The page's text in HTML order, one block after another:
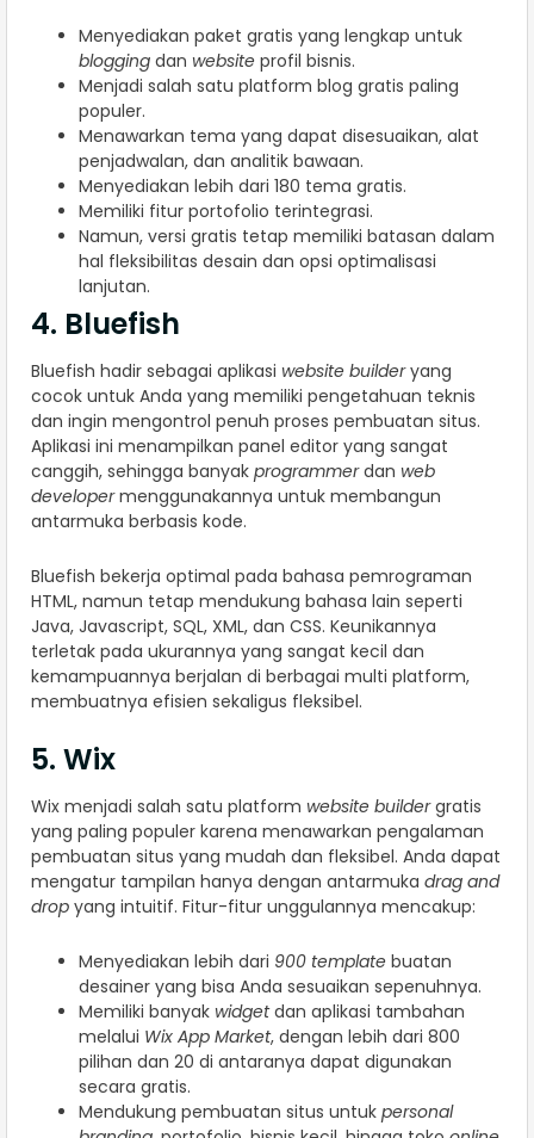
Menyediakan paket gratis yang lengkap untuk
blogging dan website profil bisnis.
Menjadi salah satu platform blog gratis paling
populer.
Menawarkan tema yang dapat disesuaikan, alat
penjadwalan, dan analitik bawaan.
Menyediakan lebih dari 180 tema gratis.
Memiliki fitur portofolio terintegrasi.
Namun, versi gratis tetap memiliki batasan dalam
hal fleksibilitas desain dan opsi optimalisasi
lanjutan.
4. Bluefish
Bluefish hadir sebagai aplikasi website builderyang
cocok untuk Anda yang memiliki pengetahuan teknis
dan ingin mengontrol penuh proses pembuatan situs.
Aplikasi ini menampilkan panel editor yang sangat
canggih, sehingga banyak programmerdan web
developermenggunakannya untuk membangun
antarmuka berbasis kode.
Bluefish bekerja optimal pada bahasa pemrograman
HTML, namun tetap mendukung bahasa lain seperti
Java, Javascript, SQL, XML, dan CSS. Keunikannya
terletak pada ukurannya yang sangat kecil dan
kemampuannya berjalan di berbagai multi platform,
membuatnya efisien sekaligus fleksibel.
5. Wix
Wix menjadi salah satu platform website buildergratis
yang paling populer karena menawarkan pengalaman
pembuatan situs yang mudah dan fleksibel. Anda dapat
mengatur tampilan hanya dengan antarmuka drag and
drop yang intuitif. Fitur-fitur unggulannya mencakup:
Menyediakan lebih dari 900 template buatan
desainer yang bisa Anda sesuaikan sepenuhnya.
Memiliki banyak widgetdan aplikasi tambahan
melalui Wix App Market, dengan lebih dari 800
pilihan dan 20 di antaranya dapat digunakan
secara gratis.
Mendukung pembuatan situs untuk personal